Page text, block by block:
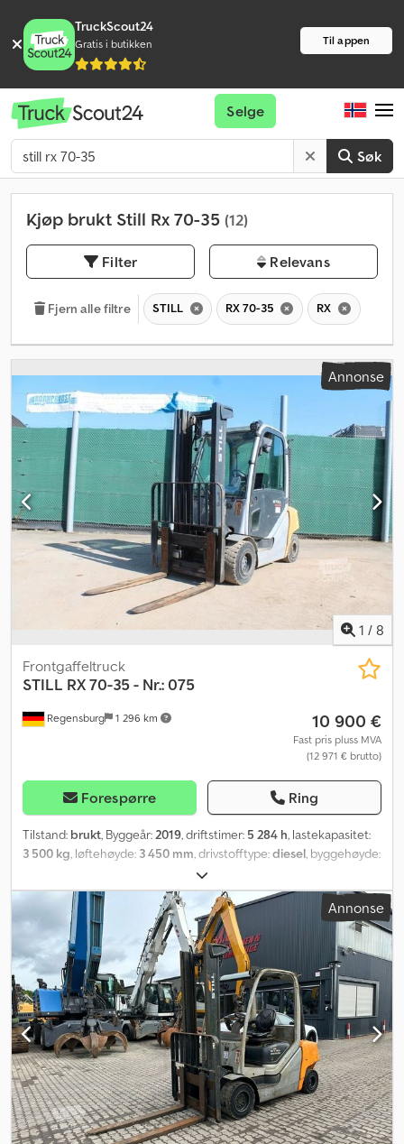
TruckScout24
Gratis i butikken Til appen
Søk
Selge
Kjøp brukt Still Rx 70-35 (12)
Filter Relevans
Fjern alle filtre STILL RX 70-35 RX
Annonse
1 / 8
Regensburg 1 296 km
Frontgaffeltruck
STILL RX 70-35 - Nr.: 075
10 900 €
Fast pris pluss MVA
(12 971 € brutto)
Forespørre Ring
Tilstand: brukt, Byggeår:2019, driftstimer: 5 284 h, lastekapasitet:
3 500 kg, løftehøyde: 3 450 mm, drivstofftype:diesel, byggehøyde:
, Utstyr:
Annonse